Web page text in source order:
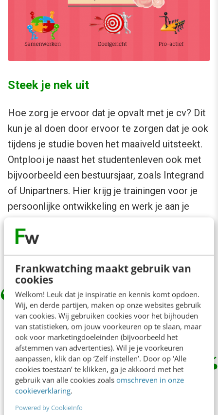
Frankwatching maakt gebruik van
cookies
Welkom! Leuk dat je inspiratie en kennis komt opdoen.
Wij, en derde partijen, maken op onze websites gebruik
van cookies. Wij gebruiken cookies voor het bijhouden
van statistieken, om jouw voorkeuren op te slaan, maar
ook voor marketingdoeleinden (bijvoorbeeld het
afstemmen van advertenties). Wil je je voorkeuren
aanpassen, klik dan op ‘Zelf instellen’. Door op ‘Alle
cookies toestaan’ te klikken, ga je akkoord met het
gebruik van alle cookies zoals omschreven in onze
cookieverklaring.
Powered by CookieInfo
Steek je nek uit
Hoe zorg je ervoor dat je opvalt met je cv? Dit
kun je al doen door ervoor te zorgen dat je ook
tijdens je studie boven het maaiveld uitsteekt.
Ontplooi je naast het studentenleven ook met
bijvoorbeeld een bestuursjaar, zoals Integrand
of Unipartners. Hier krijg je trainingen voor je
persoonlijke ontwikkeling en werk je aan je
buitenland en zorg ervoor dat je een netwerk
opbouwt via LinkedIn.
Kies een baan die je bij je past en je
hoeft nooit meer te werken.
Ga ervoor!
Solliciteren= willen x kunnen. Wil je de functie